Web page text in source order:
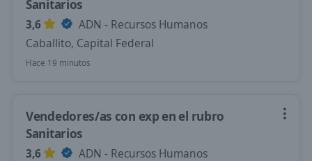
Sanitarios
3,6
ADN - Recursos Humanos
Caballito, Capital Federal
Hace 19 minutos
Vendedores/as con exp en el rubro
Sanitarios
3,6 ADN - Recursos Humanos